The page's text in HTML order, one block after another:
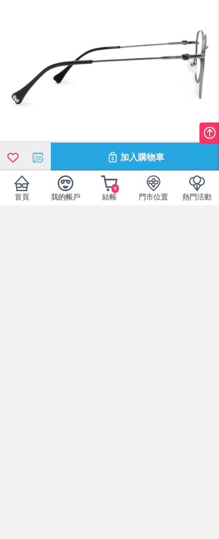
加入購物車
首頁 我的帳戶
0
結帳 門市位置 熱門活動